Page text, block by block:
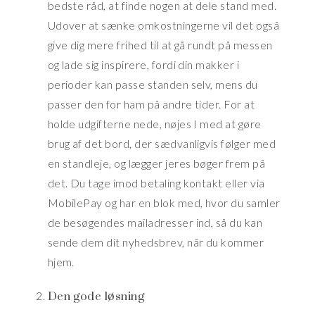
bedste råd, at finde nogen at dele stand med.
Udover at sænke omkostningerne vil det også
give dig mere frihed til at gå rundt på messen
og lade sig inspirere, fordi din makker i
perioder kan passe standen selv, mens du
passer den for ham på andre tider. For at
holde udgifterne nede, nøjes I med at gøre
brug af det bord, der sædvanligvis følger med
en standleje, og lægger jeres bøger frem på
det. Du tage imod betaling kontakt eller via
MobilePay og har en blok med, hvor du samler
de besøgendes mailadresser ind, så du kan
sende dem dit nyhedsbrev, når du kommer
hjem.
Den gode løsning